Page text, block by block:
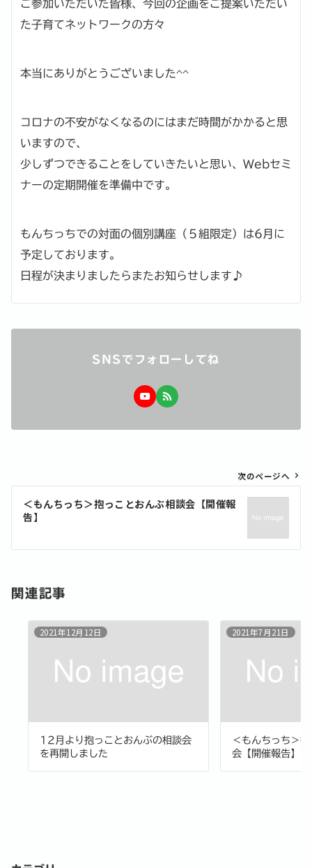
ご参加いただいた皆様、今回の企画をご提案いただい
た子育てネットワークの方々
本当にありがとうございました^^
コロナの不安がなくなるのにはまだ時間がかかると思
いますので、
少しずつできることをしていきたいと思い、Webセミ
ナーの定期開催を準備中です。
もんちっちでの対面の個別講座（５組限定）は6月に
予定しております。
日程が決まりましたらまたお知らせします♪
SNSでフォローしてね
稿
ョ
次のページへ
＜もんちっち＞抱っことおんぶ相談会【開催報
告】
関連記事
2021年12月12日
12月より抱っことおんぶの相談会
を再開しました
2021年7月21日
＜もんちっち＞
会【開催報告】